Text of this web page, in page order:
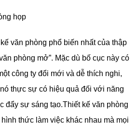
văn phòng phổ biến nhất của thập
phòng mở”. Mặc dù bố cục này có
công ty đổi mới và dễ thích nghi,
thực sự có hiệu quả đối với năng
đẩy sự sáng tạo.Thiết kế văn phòng
thức làm việc khác nhau mà mọi